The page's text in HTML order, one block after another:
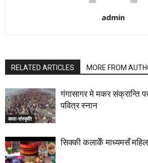
admin
RELATED ARTICLES MORE FROM
कला-संस्कृति
गंगासागर मे मकर संक्रान्ति
पवित्र स्नान
सिक्की कलाकेँ माध्यमसँ